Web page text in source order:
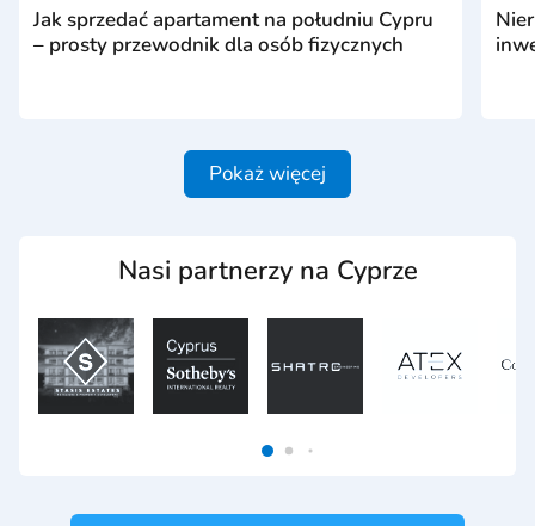
Jak sprzedać apartament na południu Cypru
– prosty przewodnik dla osób fizycznych
Pokaż więcej
Nasi partnerzy na Cyprze